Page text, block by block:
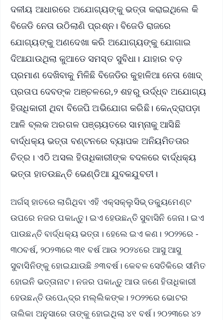
ଦଳୀୟ ଆଧାରରେ ଅଯୋଗ୍ୟଙ୍କୁ ଭତ୍ତା କରାଇଥିଲେ କି
ବିଜେଡି ନେତା ଉଠିଲାଣି ପ୍ରଶ୍ନ। ବିଜେଡି ରାଜରେ
ଯୋଗ୍ୟଙ୍କୁ ଅଣଦେଖା କରି ଅଯୋଗ୍ୟଙ୍କୁ ଯୋଗାଇ
ଦିଆଯାଉଥିଲା କୁଆଡେ ସମସ୍ତ ସୁବିଧା। ଯାହାର ବଡ଼
ପ୍ରମାଣ ଦେଖିବାକୁ ମିଳିଛି ବିଜେଡିର କୁହାଳିଆ ନେତା ଖୋଦ୍
ପ୍ରତାପ ଦେବଙ୍କ ଅଞ୍ଚଳରେ,୨ ଶହରୁ ଉର୍ଦ୍ଧ୍ବ ଅଯୋଗ୍ୟ
ହିତାଧିକାରୀ ଥିବା ବିଜେପି ଅଭିଯୋଗ କରିଛି। କେନ୍ଦ୍ରାପଡ଼ା
ଆଳି ବ୍ଲକ ଅରଗଳ ପଞ୍ଚାୟତରେ ସାମ୍ନାକୁ ଆସିଛି
ବାର୍ଦ୍ଧକ୍ୟ ଭତ୍ତା ବଣ୍ଟନରେ ବ୍ୟାପକ ଅନିୟମିତତାର
ଚିତ୍ର। ଏଠି ଅସଲ ହିତାଧିକାରୀଙ୍କ ବଦଳରେ ବାର୍ଦ୍ଧକ୍ୟ
ଭତ୍ତା ହାତଉଛନ୍ତି ଭେଣ୍ଡିଆ ଯୁବକଯୁବତୀ।
ଅର୍ଗସ୍ ହାତରେ ଲାଗିଥିବା ଏହି ଏକ୍ସକ୍ଲୁସିଭ୍ ଡକ୍ୟୁମେଣ୍ଟ
ଉପରେ ନଜର ପକାନ୍ତୁ। ଇଏ ହେଉଛନ୍ତି ସୁବାସିନି ଜେନା। ଇଏ
ପାଉଛନ୍ତି ବାର୍ଦ୍ଧକ୍ୟ ଭତ୍ତା। ହେଲେ ଇଏ କଣ। ୨୦୨୨ରେ -
୩୦ବର୍ଷ, ୨୦୨୩ରେ ୩୧ ବର୍ଷ ଆଉ ୨୦୨୪ରେ ଆସୁ ଆସୁ
ସୁବାସିନିଙ୍କୁ ହୋଇଯାଉଛି ୬୩ବର୍ଷ। କେବଳ ସେତିକିରେ ସୀମିତ
ହୋଇନି ଭତ୍ତାନାଟ। ନଜର ପକାନ୍ତୁ ଆଉ ଜଣେ ହିତାଧିକାରୀ
ହେଉଛନ୍ତି ଉପେନ୍ଦ୍ର ମଲ୍ଲିକଙ୍କ। ୨୦୨୨ରେ ଭୋଟର
ତାଲିକା ଅନୁସାରେ ତାଙ୍କୁ ହୋଇଥିଲା ୪୧ ବର୍ଷ। ୨୦୨୩ରେ ୪୨